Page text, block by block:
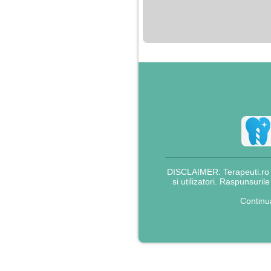
pentru bani.
DISCLAIMER:
si utilizatori.